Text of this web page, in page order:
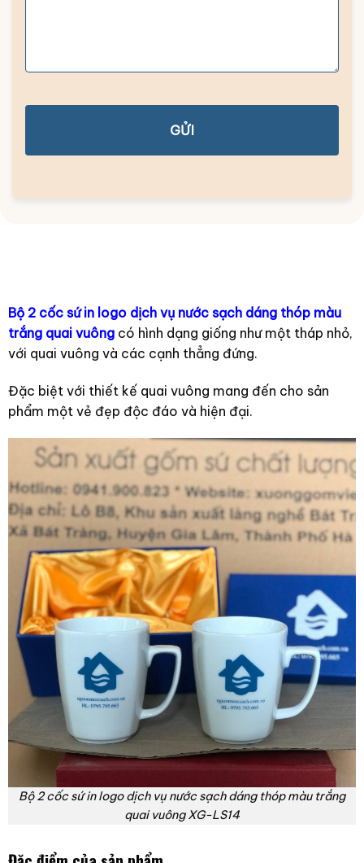
GỬI
Bộ 2 cốc sứ in logo dịch vụ nước sạch dáng thóp màu
trắng quai vuôngcó hình dạng giống như một tháp nhỏ,
với quai vuông và các cạnh thẳng đứng.
Đặc biệt với thiết kế quai vuông mang đến cho sản
phẩm một vẻ đẹp độc đáo và hiện đại.
Bộ 2 cốc sứ in logo dịch vụ nước sạch dáng thóp màu trắng
quai vuông XG-LS14